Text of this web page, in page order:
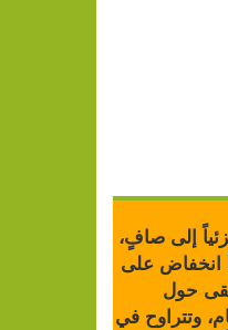
إلى صافٍ،
انخفاض على
حول
وتتراوح في